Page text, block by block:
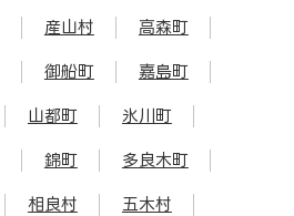
産山村 高森町
御船町 嘉島町
山都町 氷川町
錦町 多良木町
相良村 五木村